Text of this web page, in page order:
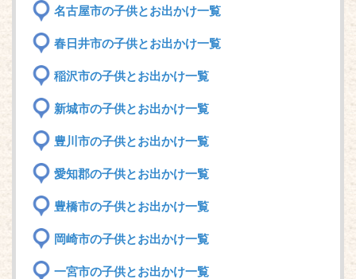
名古屋市の子供とお出かけ一覧
春日井市の子供とお出かけ一覧
稲沢市の子供とお出かけ一覧
新城市の子供とお出かけ一覧
豊川市の子供とお出かけ一覧
愛知郡の子供とお出かけ一覧
豊橋市の子供とお出かけ一覧
岡崎市の子供とお出かけ一覧
一宮市の子供とお出かけ一覧